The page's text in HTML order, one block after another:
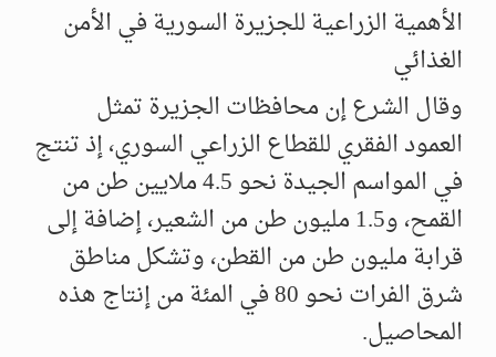
الأهمية الزراعية للجزيرة السورية في الأمن
الغذائي
وقال الشرع إن محافظات الجزيرة تمثل
العمود الفقري للقطاع الزراعي السوري، إذ تنتج
في المواسم الجيدة نحو 4.5 ملايين طن من
القمح، و1.5 مليون طن من الشعير، إضافة إلى
قرابة مليون طن من القطن، وتشكل مناطق
شرق الفرات نحو 80 في المئة من إنتاج هذه
المحاصيل.